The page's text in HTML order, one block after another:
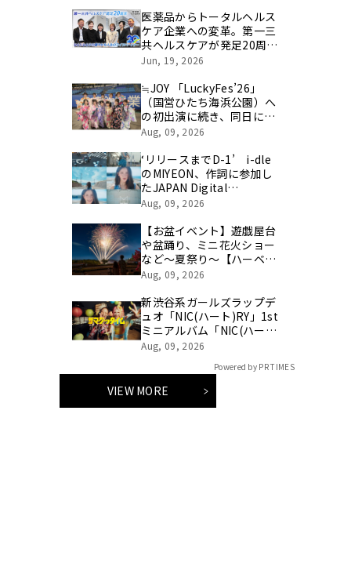
医薬品からトータルヘルス
ケア企業への変革。第一三
共ヘルスケアが発足20周年
を記念し、製品開発・新カ
合時のエピソードを社員の
想いとともに振り返る特別
映像を公開！
Jun, 19, 2026
≒JOY 「LuckyFes’26」
（国営ひたち海浜公園）へ
の初出演に続き、同日には
「2026 神宮外苑花火大
に着替えたメンバーの写真
もSNS上で話題に！！
Aug, 09, 2026
‘リリースまでD-1’ i-dle
のMIYEON、作詞に参加し
たJAPAN Digital
Single「RUN AWAY」のミ
を初公開
Aug, 09, 2026
【お盆イベント】遊戯屋台
や盆踊り、ミニ花火ショー
など～夏祭り～【ハーベス
トの丘】
Aug, 09, 2026
新渋谷系ガールズラップデ
ュオ「NIC(ハート)RY」1st
ミニアルバム「NIC(ハー
ト)RY」をリリース！
Aug, 09, 2026
Powered by PR TIMES
VIEW MORE